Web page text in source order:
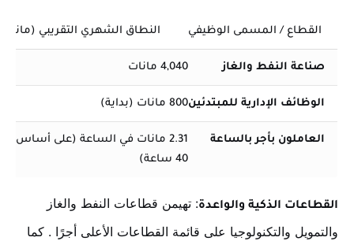
القطاع / المسمى الوظيفي النطاق الشهري التقريبي (مانات
صناعة النفط والغاز 4,040 مانات
الوظائف الإدارية للمبتدئين800 مانات (بداية)
العاملون بأجر بالساعة
2.31 مانات في الساعة (على أساس
40 ساعة)
القطاعات الذكية والواعدة: تهيمن قطاعات النفط والغاز
والتمويل والتكنولوجيا على قائمة القطاعات الأعلى أجرًا . كما